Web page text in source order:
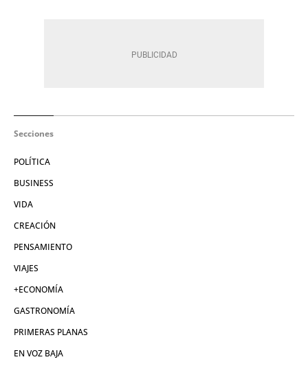
Secciones
POLÍTICA
BUSINESS
VIDA
CREACIÓN
PENSAMIENTO
VIAJES
+ECONOMÍA
GASTRONOMÍA
PRIMERAS PLANAS
EN VOZ BAJA